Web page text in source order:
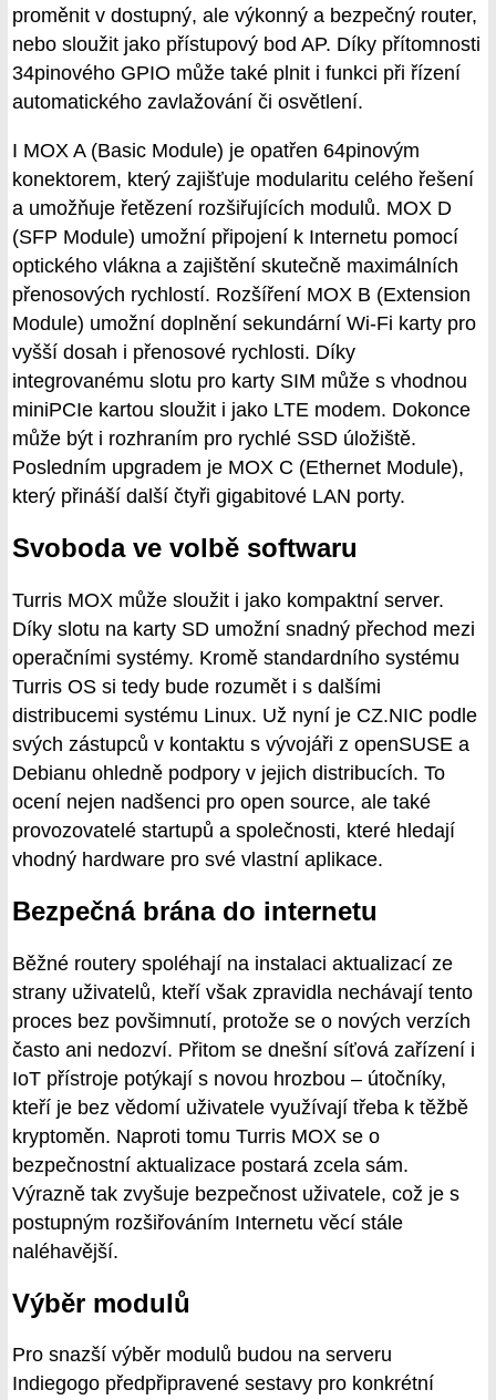
proměnit v dostupný, ale výkonný a bezpečný router,
nebo sloužit jako přístupový bod AP. Díky přítomnosti
34pinového GPIO může také plnit i funkci při řízení
automatického zavlažování či osvětlení.
I MOX A (Basic Module) je opatřen 64pinovým
konektorem, který zajišťuje modularitu celého řešení
a umožňuje řetězení rozšiřujících modulů. MOX D
(SFP Module) umožní připojení k Internetu pomocí
optického vlákna a zajištění skutečně maximálních
přenosových rychlostí. Rozšíření MOX B (Extension
Module) umožní doplnění sekundární Wi-Fi karty pro
vyšší dosah i přenosové rychlosti. Díky
integrovanému slotu pro karty SIM může s vhodnou
miniPCIe kartou sloužit i jako LTE modem. Dokonce
může být i rozhraním pro rychlé SSD úložiště.
Posledním upgradem je MOX C (Ethernet Module),
který přináší další čtyři gigabitové LAN porty.
Svoboda ve volbě softwaru
Turris MOX může sloužit i jako kompaktní server.
Díky slotu na karty SD umožní snadný přechod mezi
operačními systémy. Kromě standardního systému
Turris OS si tedy bude rozumět i s dalšími
distribucemi systému Linux. Už nyní je CZ.NIC podle
svých zástupců v kontaktu s vývojáři z openSUSE a
Debianu ohledně podpory v jejich distribucích. To
ocení nejen nadšenci pro open source, ale také
provozovatelé startupů a společnosti, které hledají
vhodný hardware pro své vlastní aplikace.
Bezpečná brána do internetu
Běžné routery spoléhají na instalaci aktualizací ze
strany uživatelů, kteří však zpravidla nechávají tento
proces bez povšimnutí, protože se o nových verzích
často ani nedozví. Přitom se dnešní síťová zařízení i
IoT přístroje potýkají s novou hrozbou – útočníky,
kteří je bez vědomí uživatele využívají třeba k těžbě
kryptoměn. Naproti tomu Turris MOX se o
bezpečnostní aktualizace postará zcela sám.
Výrazně tak zvyšuje bezpečnost uživatele, což je s
postupným rozšiřováním Internetu věcí stále
naléhavější.
Výběr modulů
Pro snazší výběr modulů budou na serveru
Indiegogo předpřipravené sestavy pro konkrétní